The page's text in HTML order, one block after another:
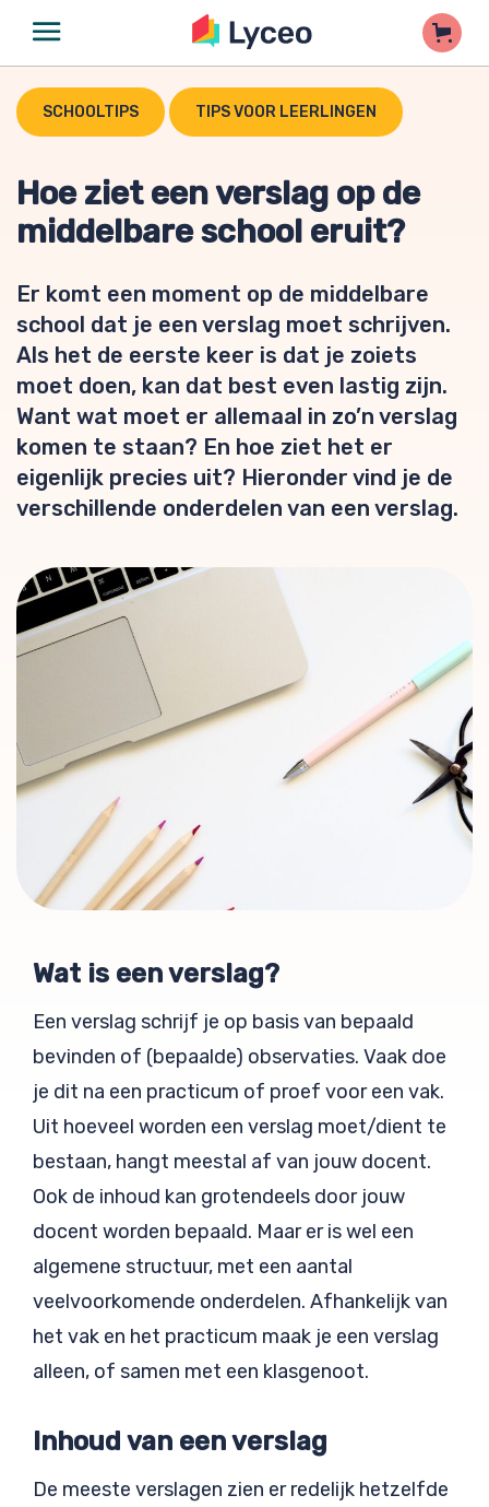
SCHOOLTIPS TIPS VOOR LEERLINGEN
Hoe ziet een verslag op de
middelbare school eruit?
Er komt een moment op de middelbare
school dat je een verslag moet schrijven.
Als het de eerste keer is dat je zoiets
moet doen, kan dat best even lastig zijn.
Want wat moet er allemaal in zo’n verslag
komen te staan? En hoe ziet het er
eigenlijk precies uit? Hieronder vind je de
verschillende onderdelen van een verslag.
Wat is een verslag?
Een verslag schrijf je op basis van bepaald
bevinden of (bepaalde) observaties. Vaak doe
je dit na een practicum of proef voor een vak.
Uit hoeveel worden een verslag moet/dient te
bestaan, hangt meestal af van jouw docent.
Ook de inhoud kan grotendeels door jouw
docent worden bepaald. Maar er is wel een
algemene structuur, met een aantal
veelvoorkomende onderdelen. Afhankelijk van
het vak en het practicum maak je een verslag
alleen, of samen met een klasgenoot.
Inhoud van een verslag
De meeste verslagen zien er redelijk hetzelfde